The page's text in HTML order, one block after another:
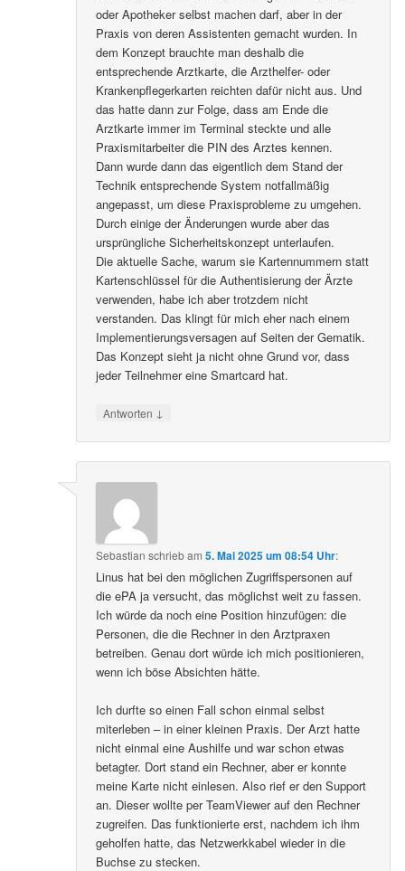
oder Apotheker selbst machen darf, aber in der
Praxis von deren Assistenten gemacht wurden. In
dem Konzept brauchte man deshalb die
entsprechende Arztkarte, die Arzthelfer- oder
Krankenpflegerkarten reichten dafür nicht aus. Und
das hatte dann zur Folge, dass am Ende die
Arztkarte immer im Terminal steckte und alle
Praxismitarbeiter die PIN des Arztes kennen.
Dann wurde dann das eigentlich dem Stand der
Technik entsprechende System notfallmäßig
angepasst, um diese Praxisprobleme zu umgehen.
Durch einige der Änderungen wurde aber das
ursprüngliche Sicherheitskonzept unterlaufen.
Die aktuelle Sache, warum sie Kartennummern statt
Kartenschlüssel für die Authentisierung der Ärzte
verwenden, habe ich aber trotzdem nicht
verstanden. Das klingt für mich eher nach einem
Implementierungsversagen auf Seiten der Gematik.
Das Konzept sieht ja nicht ohne Grund vor, dass
jeder Teilnehmer eine Smartcard hat.
Antworten ↓
Sebastian schriebam5. Mai 2025 um 08:54 Uhr:
Linus hat bei den möglichen Zugriffspersonen auf
die ePA ja versucht, das möglichst weit zu fassen.
Ich würde da noch eine Position hinzufügen: die
Personen, die die Rechner in den Arztpraxen
betreiben. Genau dort würde ich mich positionieren,
wenn ich böse Absichten hätte.
Ich durfte so einen Fall schon einmal selbst
miterleben – in einer kleinen Praxis. Der Arzt hatte
nicht einmal eine Aushilfe und war schon etwas
betagter. Dort stand ein Rechner, aber er konnte
meine Karte nicht einlesen. Also rief er den Support
an. Dieser wollte per TeamViewer auf den Rechner
zugreifen. Das funktionierte erst, nachdem ich ihm
geholfen hatte, das Netzwerkkabel wieder in die
Buchse zu stecken.